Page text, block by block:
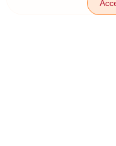
VJump应用程序易于使用